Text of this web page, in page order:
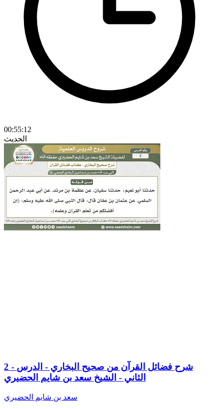
00:55:12
الحديث
2 - شرح فضائل القرآن من صحيح البخاري - الدرس
الثاني - الشيخ سعد بن شايم الحضيري
سعد بن شايم الحضيري